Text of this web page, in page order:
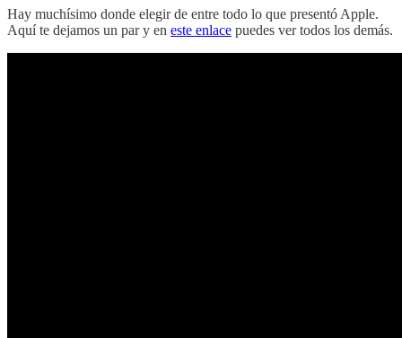
Hay muchísimo donde elegir de entre todo lo que presentó Apple.
Aquí te dejamos un par y en este enlace puedes ver todos los demás.